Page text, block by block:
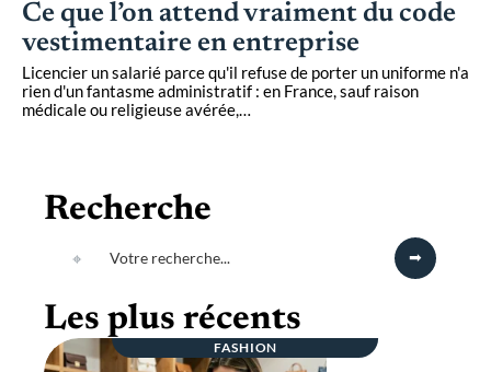
Ce que l’on attend vraiment du code
vestimentaire en entreprise
Licencier un salarié parce qu'il refuse de porter un uniforme n'a
rien d'un fantasme administratif : en France, sauf raison
médicale ou religieuse avérée,…
Recherche
Les plus récents
FASHION